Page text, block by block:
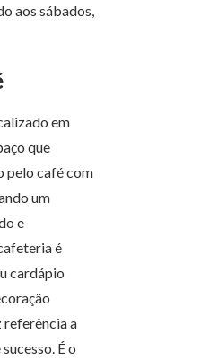
aos sábados,
em
que
pelo café com
um
e
é
cardápio
referência a
É o